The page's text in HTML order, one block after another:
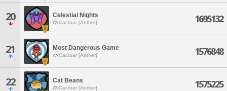
20 Celestial Nights
Cactuar [Aether] 1695132
21 Most Dangerous Game
Cactuar [Aether] 1576848
22 Cat Beans
Cactuar [Aether] 1575225